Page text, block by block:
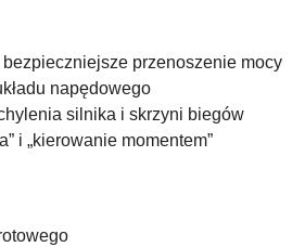
przenoszenie mocy
napędowego
silnika i skrzyni biegów
i „kierowanie momentem”